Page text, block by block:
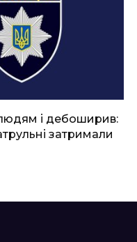
і дебоширив:
затримали